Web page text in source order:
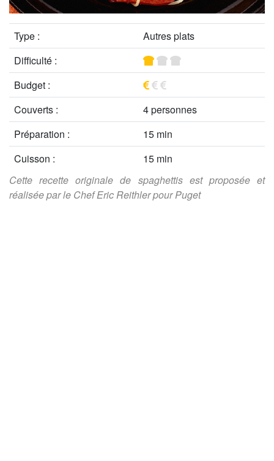
Type :
Autres plats
Difficulté :
Budget :
Couverts :
4 personnes
Préparation :
15 min
Cuisson :
15 min
Cette recette originale de spaghettis est proposée et
réalisée par le Chef Eric Reithler pour Puget